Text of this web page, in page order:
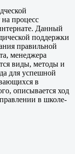
процесс
Данный
поддержки
правильной
менеджера
виды, методы и
для успешной
в
описывается ход
в школе-